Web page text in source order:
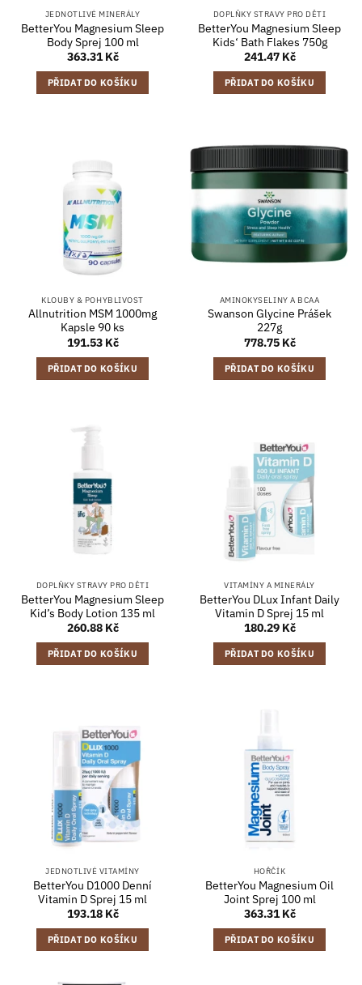
JEDNOTLIVÉ MINERÁLY
BetterYou Magnesium Sleep
Body Sprej 100 ml
363.31Kč
PŘIDAT DO KOŠÍKU
DOPLŇKY STRAVY PRO DĚTI
BetterYou Magnesium Sleep
Kids‘ Bath Flakes 750g
241.47 Kč
PŘIDAT DO KOŠÍKU
KLOUBY & POHYBLIVOST
Allnutrition MSM 1000mg
Kapsle 90 ks
191.53 Kč
PŘIDAT DO KOŠÍKU
AMINOKYSELINY A BCAA
Swanson Glycine Prášek
227g
778.75 Kč
PŘIDAT DO KOŠÍKU
DOPLŇKY STRAVY PRO DĚTI
BetterYou Magnesium Sleep
Kid’s Body Lotion 135 ml
260.88 Kč
PŘIDAT DO KOŠÍKU
VITAMÍNY A MINERÁLY
BetterYou DLux Infant Daily
Vitamin D Sprej 15 ml
180.29 Kč
PŘIDAT DO KOŠÍKU
JEDNOTLIVÉ VITAMÍNY
BetterYou D1000 Denní
Vitamin D Sprej 15 ml
193.18 Kč
PŘIDAT DO KOŠÍKU
HOŘČÍK
BetterYou Magnesium Oil
Joint Sprej 100 ml
363.31Kč
PŘIDAT DO KOŠÍKU